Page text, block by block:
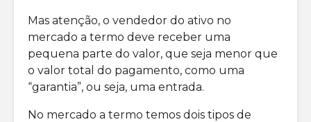
Mas atenção, o vendedor do ativo no
mercado a termo deve receber uma
pequena parte do valor, que seja menor que
o valor total do pagamento, como uma
“garantia”, ou seja, uma entrada.
No mercado a termo temos dois tipos de